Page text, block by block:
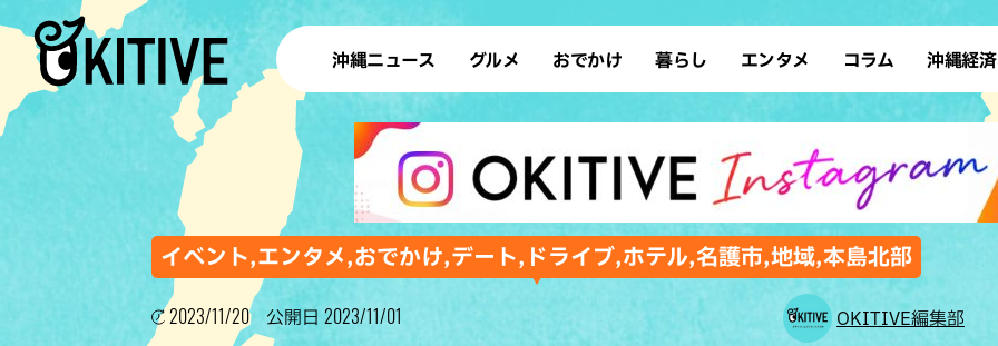
沖縄ニュース グルメ
ラーメン 沖縄そば
テイクアウト カフェ
すし・魚料理 和食・日本料理
沖縄料理 アジア・エスニック
おでかけ
デート ドライブ
散歩 ソロ活
歴史 体験
アート
ショッピング ホテル
暮らし
レシピ SDGs
ファッション ローカルニュース
沖縄移住 沖縄旧暦行事
エンタメ
スポーツ 占い
タレント・芸人 テレビ
コラム 沖縄経済
イベント,エンタメ,おでかけ,デート,ドライブ,ホテル,名護市,地域,本島北部
2023/11/20 公開日 2023/11/01 OKITIVE編集部